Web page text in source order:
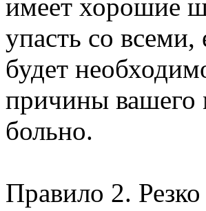
имеет хорошие
упасть со всеми,
будет
причины вашего
больно.
Правило 2.